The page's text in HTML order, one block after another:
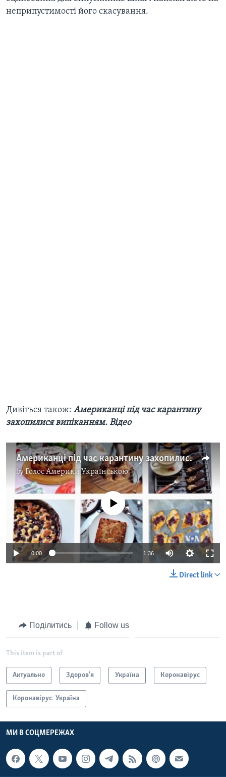
неприпустимості його скасування.
Дивіться також: Американці під час карантину
захопилися випіканням. Відео
Американці під час карантину захопилися випіканням. Відео
byГолос Америки Українською
No media source currently available
0:00 1:36
Direct link
Поділитись Follow us
This item is part of
Актуально Здоров'я Україна Коронавірус
Коронавірус: Україна
МИ В СОЦМЕРЕЖАХ